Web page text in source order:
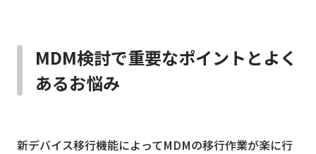
MDM検討で重要なポイントとよく
あるお悩み
新デバイス移行機能によってMDMの移行作業が楽に行